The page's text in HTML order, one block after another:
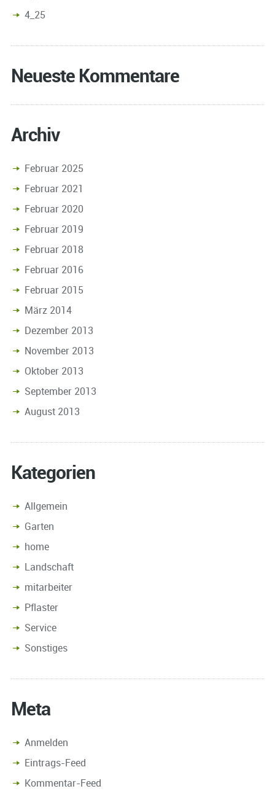
4_25
Neueste Kommentare
Archiv
Februar 2025
Februar 2021
Februar 2020
Februar 2019
Februar 2018
Februar 2016
Februar 2015
März 2014
Dezember 2013
November 2013
Oktober 2013
September 2013
August 2013
Kategorien
Allgemein
Garten
home
Landschaft
mitarbeiter
Pflaster
Service
Sonstiges
Meta
Anmelden
Eintrags-Feed
Kommentar-Feed